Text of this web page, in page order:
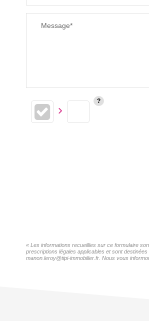
Message*
« Les informations recueillies sur ce formulaire
prescriptions légales applicables et sont
manon.leroy@tipi-immobilier.fr. Nous vous